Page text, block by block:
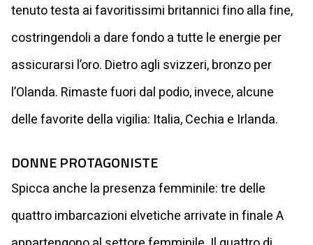
tenuto testa ai favoritissimi britannici fino alla fine,
costringendoli a dare fondo a tutte le energie per
assicurarsi l’oro. Dietro agli svizzeri, bronzo per
l’Olanda. Rimaste fuori dal podio, invece, alcune
delle favorite della vigilia: Italia, Cechia e Irlanda.
DONNE PROTAGONISTE
Spicca anche la presenza femminile: tre delle
quattro imbarcazioni elvetiche arrivate in finale A